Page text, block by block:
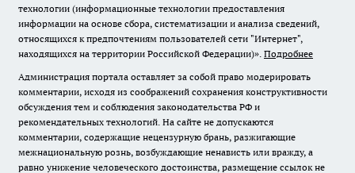
технологии (информационные технологии предоставления
информации на основе сбора, систематизации и анализа сведений,
относящихся к предпочтениям пользователей сети "Интернет",
находящихся на территории Российской Федерации)». Подробнее
Администрация портала оставляет за собой право модерировать
комментарии, исходя из соображений сохранения конструктивности
обсуждения тем и соблюдения законодательства РФ и
рекомендательных технологий. На сайте не допускаются
комментарии, содержащие нецензурную брань, разжигающие
межнациональную рознь, возбуждающие ненависть или вражду, а
равно унижение человеческого достоинства, размещение ссылок не